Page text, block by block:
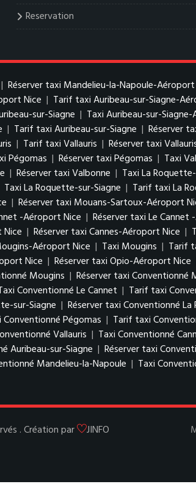
Reservation
| Réserver taxi Mandelieu-la-Napoule-
Nice | Tarif taxi Auribeau-sur-Siagne-
sur-Siagne | Taxi Auribeau-sur-
| Tarif taxi Auribeau-sur-Siagne | Réserver
| Tarif taxi Vallauris | Réserver taxi
Pégomas | Réserver taxi Pégomas | Taxi
| Réserver taxi Valbonne | Taxi La
Taxi La Roquette-sur-Siagne | Tarif taxi La
| Réserver taxi Mouans-Sartoux-Aéroport
-Aéroport Nice | Réserver taxi Le Cannet
| Réserver taxi Cannes-Aéroport Nice |
Aéroport Nice | Taxi Mougins | Tarif
Nice | Réserver taxi Opio-Aéroport Nice
Mougins | Réserver taxi Conventionné
Conventionné Le Cannet | Tarif taxi
sur-Siagne | Réserver taxi Conventionné
Conventionné Pégomas | Tarif taxi
Vallauris | Taxi Conventionné
Auribeau-sur-Siagne | Réserver taxi
Mandelieu-la-Napoule | Taxi
. Création par JINFO